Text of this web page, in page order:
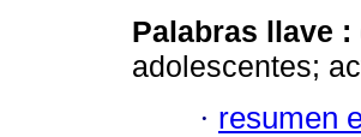
Palabras llave :
adolescentes;
· resumen